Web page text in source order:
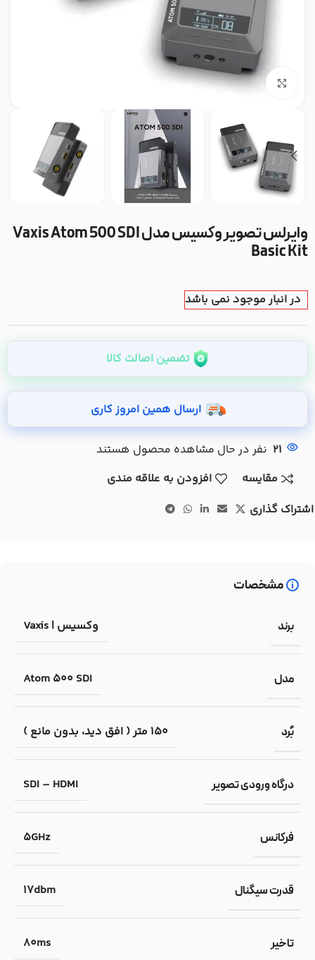
بزرگنمایی تصویر
وایرلس تصویر وکسیس مدل Vaxis Atom 500 SDI
Basic Kit
در انبار موجود نمی باشد
تضمین اصالت کالا
ارسال همین امروز کاری
21 نفر در حال مشاهده محصول هستند
مقایسه
افزودن به علاقه مندی
اشتراک گذاری
مشخصات
برند وکسیس | Vaxis
مدل Atom 500 SDI
بٌرد 150 متر ( افق دید، بدون مانع )
درگاه ورودی تصویر SDI – HDMI
فرکانس 5GHz
قدرت سیگنال 17dbm
تاخیر 80ms